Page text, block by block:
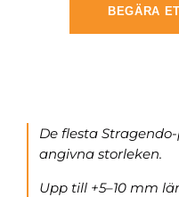
BEGÄRA
De flesta
angivna storleken.
Upp till +5–10 mm